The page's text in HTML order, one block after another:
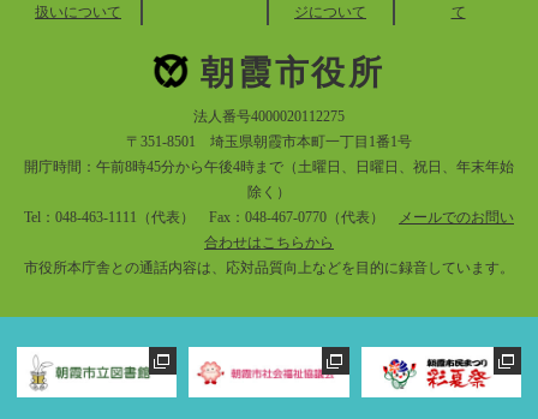
扱いについて
ジについて
て
朝霞市役所
法人番号4000020112275
〒351-8501 埼玉県朝霞市本町一丁目1番1号
開庁時間：午前8時45分から午後4時まで（土曜日、日曜日、祝日、年末年始
除く）
Tel：048-463-1111（代表） Fax：048-467-0770（代表）
メールでのお問い
合わせはこちらから
市役所本庁舎との通話内容は、応対品質向上などを目的に録音しています。